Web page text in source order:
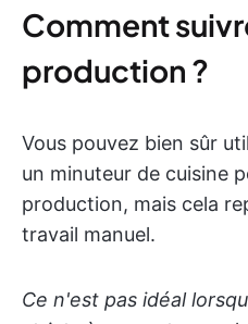
Comment
production ?
Vous pouvez bien sûr
un minuteur de cuisine
production, mais cela
travail manuel.
Ce n'est pas idéal